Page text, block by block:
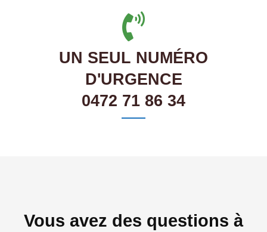
UN SEUL NUMÉRO
D'URGENCE
0472 71 86 34
Vous avez des questions à